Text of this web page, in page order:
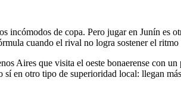
incómodos de copa. Pero jugar en Junín es
cuando el rival no logra sostener el
Aires que visita el oeste bonaerense con
en otro tipo de superioridad local: llegan